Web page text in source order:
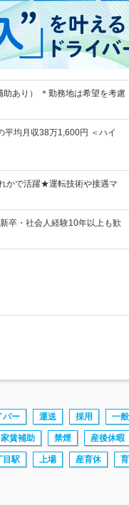
あり） ＊勤務地は希望を考慮
均月収38万1,600円 ＜ハイ
かで活躍★運転技術や接遇マ
卒・社会人経験10年以上も歓
バー 運送 採用 一
家賃補助 禁煙 産後休暇
目駅 上場 産育休